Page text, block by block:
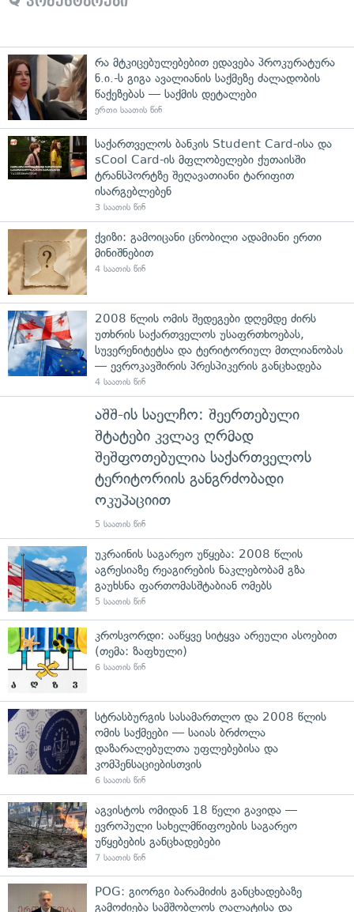
რა მტკიცებულებებით ედავება პროკურატურა
ნ.ი.-ს გიგა ავალიანის საქმეზე ძალადობის
წაქეზებას — საქმის დეტალები
ერთი საათის წინ
საქართველოს ბანკის Student Card-ისა და
sCool Card-ის მფლობელები ქუთაისში
ტრანსპორტზე შეღავათიანი ტარიფით
ისარგებლებენ
3 საათის წინ
ქვიზი: გამოიცანი ცნობილი ადამიანი ერთი
მინიშნებით
4 საათის წინ
2008 წლის ომის შედეგები დღემდე ძირს
უთხრის საქართველოს უსაფრთხოებას,
სუვერენიტეტსა და ტერიტორიულ მთლიანობას
— ევროკავშირის პრესპიკერის განცხადება
4 საათის წინ
აშშ-ის საელჩო: შეერთებული
შტატები კვლავ ღრმად
შეშფოთებულია საქართველოს
ტერიტორიის განგრძობადი
ოკუპაციით
5 საათის წინ
უკრაინის საგარეო უწყება: 2008 წლის
აგრესიაზე რეაგირების ნაკლებობამ გზა
გაუხსნა ფართომასშტაბიან ომებს
5 საათის წინ
კროსვორდი: ააწყვე სიტყვა არეული ასოებით
(თემა: ზაფხული)
6 საათის წინ
სტრასბურგის სასამართლო და 2008 წლის
ომის საქმეები — საიას ბრძოლა
დაზარალებულთა უფლებებისა და
კომპენსაციებისთვის
6 საათის წინ
აგვისტოს ომიდან 18 წელი გავიდა —
ევროპული სახელმწიფოების საგარეო
უწყებების განცხადებები
7 საათის წინ
POG: გიორგი ბარამიძის განცხადებაზე
გამოძიება სამშობლოს ღალატისა და